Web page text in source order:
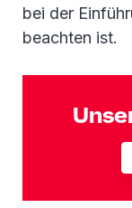
bei der
beachten ist.